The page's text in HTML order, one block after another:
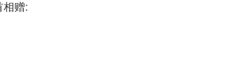
赠: